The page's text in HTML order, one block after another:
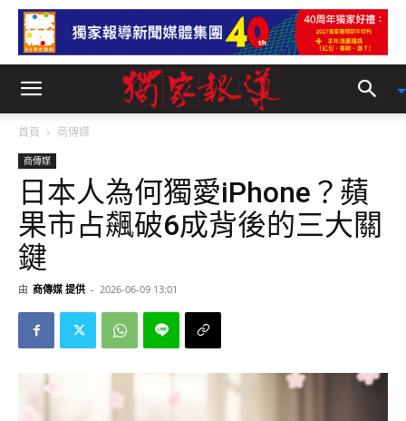
首頁 商傳媒
商傳媒
日本人為何獨愛iPhone？蘋
果市占飆破6成背後的三大關
鍵
由 商傳媒 提供 - 2026-06-09 13:01